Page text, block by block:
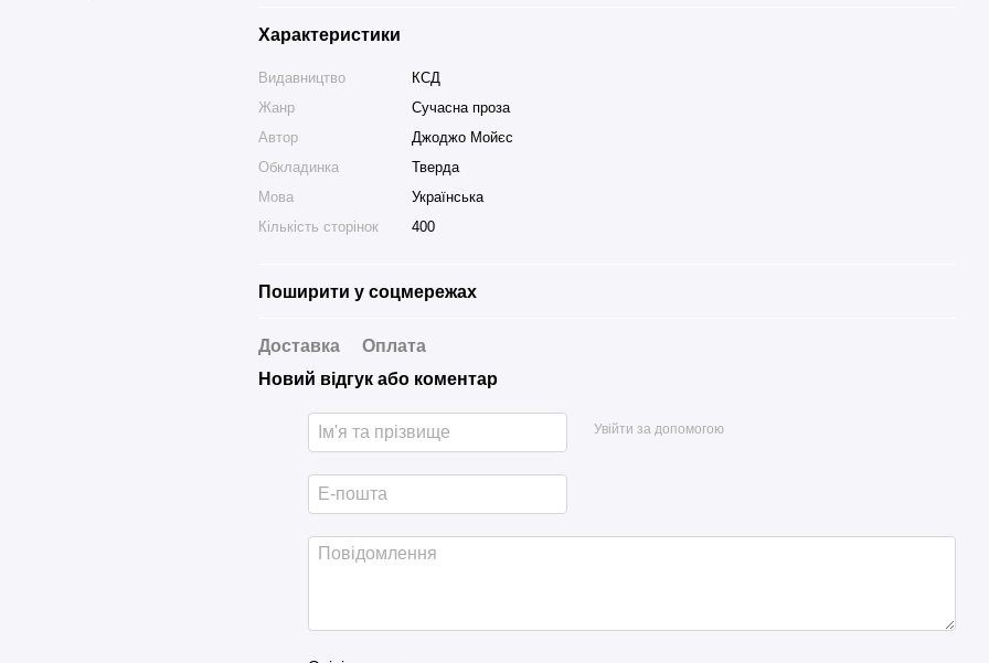
Характеристики
Видавництво
КСД
Жанр
Сучасна проза
Автор
Джоджо Мойєс
Обкладинка
Тверда
Мова
Українська
Кількість сторінок
400
Поширити у соцмережах
Доставка
Оплата
Новий відгук або коментар
Увійти за допомогою